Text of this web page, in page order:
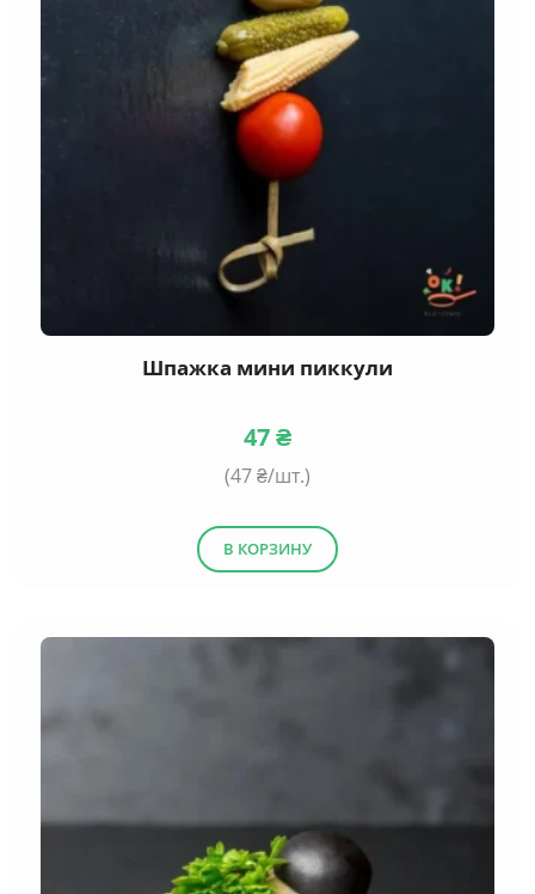
Шпажка мини пиккули
47₴
(47₴/шт.)
В КОРЗИНУ